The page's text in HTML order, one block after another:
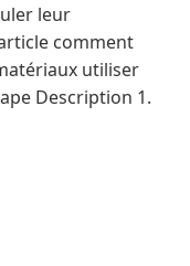
leur
comment
utiliser
Description 1.